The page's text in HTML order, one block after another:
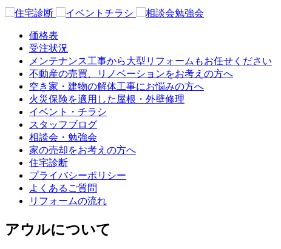
価格表
受注状況
メンテナンス工事から大型リフォームもお任せください
不動産の売買、リノベーションをお考えの方へ
空き家・建物の解体工事にお悩みの方へ
火災保険を適用した屋根・外壁修理
イベント・チラシ
スタッフブログ
相談会・勉強会
家の売却をお考えの方へ
住宅診断
プライバシーポリシー
よくあるご質問
リフォームの流れ
アウルについて